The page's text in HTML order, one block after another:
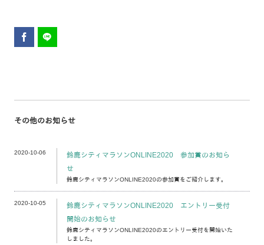
その他のお知らせ
2020-10-06
鈴鹿シティマラソンONLINE2020 参加賞のお知ら
せ
鈴鹿シティマラソンONLINE2020の参加賞をご紹介します。
2020-10-05
鈴鹿シティマラソンONLINE2020 エントリー受付
開始のお知らせ
鈴鹿シティマラソンONLINE2020のエントリー受付を開始いた
しました。